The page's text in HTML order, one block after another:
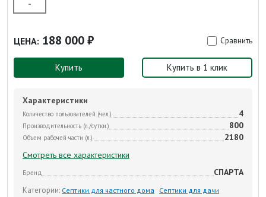
-
ЦЕНА: 188 000 ₽ Сравнить
Купить Купить в 1 клик
Характеристики
Количество пользователей (чел.) 4
Производительность (л./сутки.) 800
Объем рабочей части (л.)
2180
Смотреть все характеристики
Бренд СПАРТА
Категории: Септики для частного дома
Септики для дачи